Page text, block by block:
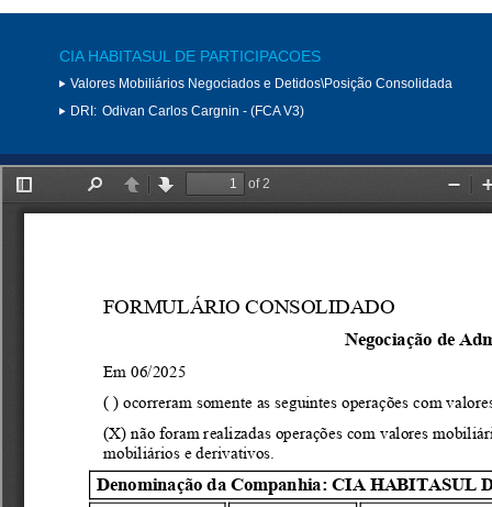
CIA HABITASUL DE PARTICIPACOES
Valores Mobiliários Negociados e Detidos\Posição Consolidada
DRI: Odivan Carlos Cargnin - (FCA V3)